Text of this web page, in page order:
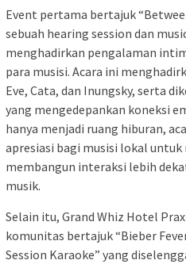
Event pertama bertajuk
sebuah hearing session dan
menghadirkan pengalaman
para musisi. Acara ini
Eve, Cata, dan Inungsky, serta
yang mengedepankan koneksi
hanya menjadi ruang hiburan,
apresiasi bagi musisi lokal
membangun interaksi lebih
musik.
Selain itu, Grand Whiz Hotel
komunitas bertajuk “Bieber
Session Karaoke” yang